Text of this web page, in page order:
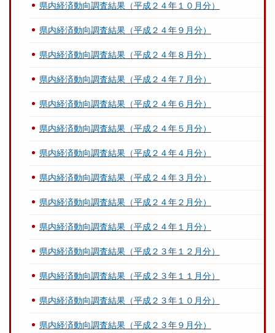
県内経済動向調査結果（平成２４年１０月分）
県内経済動向調査結果（平成２４年９月分）
県内経済動向調査結果（平成２４年８月分）
県内経済動向調査結果（平成２４年７月分）
県内経済動向調査結果（平成２４年６月分）
県内経済動向調査結果（平成２４年５月分）
県内経済動向調査結果（平成２４年４月分）
県内経済動向調査結果（平成２４年３月分）
県内経済動向調査結果（平成２４年２月分）
県内経済動向調査結果（平成２４年１月分）
県内経済動向調査結果（平成２３年１２月分）
県内経済動向調査結果（平成２３年１１月分）
県内経済動向調査結果（平成２３年１０月分）
県内経済動向調査結果（平成２３年９月分）